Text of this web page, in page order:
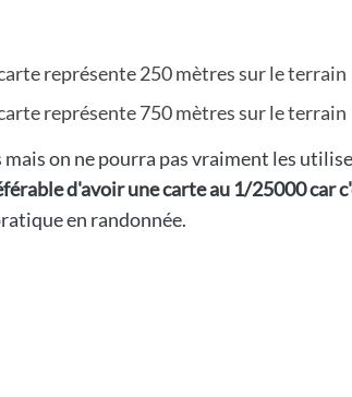
représente 250 mètres sur le terrain
représente 750 mètres sur le terrain
on ne pourra pas vraiment les
d'avoir une carte au 1/25000 car
en randonnée.